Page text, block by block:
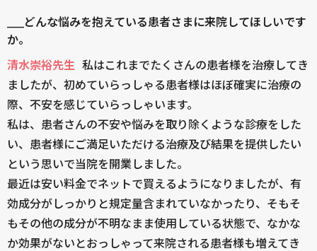
____どんな悩みを抱えている患者さまに来院してほしいです
か。
清水崇裕先生 私はこれまでたくさんの患者様を治療してき
ましたが、初めていらっしゃる患者様はほぼ確実に治療の
際、不安を感じていらっしゃいます。
私は、患者さんの不安や悩みを取り除くような診療をした
い、患者様にご満足いただける治療及び結果を提供したい
という思いで当院を開業しました。
最近は安い料金でネットで買えるようになりましたが、有
効成分がしっかりと規定量含まれていなかったり、そもそ
もその他の成分が不明なまま使用している状態で、なかな
か効果がないとおっしゃって来院される患者様も増えてき